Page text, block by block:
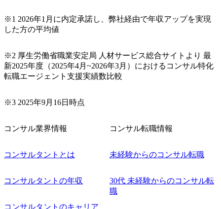
ご担当いただき、当社の社員が業務面をサポートしつつ、
徐々に対応範囲を広げていただきます。 ＜QAエンジニア＞
ルティング領域)から参画いただきます。 課題選定から顧客
への企画提案、そして実行までを一気通貫で支援していた
だきます。 アジャイル開発を通じて顧客の要望や提案を柔
軟に取り入れながら改善サイクルを回すため、ご自身の提
きます。 ● 勤務地 東京都渋谷区渋谷3丁目6-7 渋谷金王タワ
則により就業時間内の喫煙を全面的に禁止 ・禁煙サポート
制度あり オンライン ● 必須要件 以下いずれかのご経験をお
件定義～基本設計など上流経験2年以上 ・PMO経験2年以上
工程の経験 ・サブリーダー以上のマネジメント経験 ・お客
様との折衝経験、交渉経験 ・組織課題に対して主体的に業
務改善に取り組まれたご経験 ・アジャイル/スクラムへの興
味関心 ● 求める人物像 ・リーダーシップが取れる方/一人称
※1 2026年1月に内定承諾し、弊社経由で年収アップを実現
した方の平均値
※2 厚生労働省職業安定局 人材サービス総合サイトより 最
新2025年度（2025年4月~2026年3月）におけるコンサル特化
転職エージェント支援実績数比較
※3 2025年9月16日時点
コンサル業界情報
コンサルタントとは
コンサルタントの年収
コンサルタントのキャリア
コンサル転職情報
未経験からのコンサル転職
30代 未経験からのコンサル転
職